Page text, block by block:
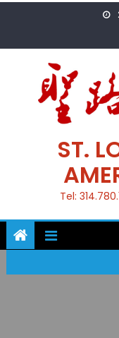
ST.
Tel: